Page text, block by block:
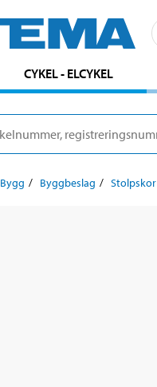
CYKEL - ELCYKEL
Bygg Byggbeslag Stolpskor